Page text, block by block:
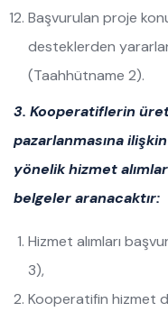
Başvurulan proje
desteklerden
(Taahhütname 2).
3. Kooperatiflerin
pazarlanmasına
yönelik hizmet
belgeler aranacaktır:
Hizmet alımları
3),
Kooperatifin hizmet